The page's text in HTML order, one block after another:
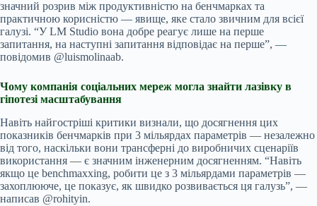
значний розрив між продуктивністю на бенчмарках та
практичною корисністю — явище, яке стало звичним для всієї
галузі. “У LM Studio вона добре реагує лише на перше
запитання, на наступні запитання відповідає на перше”, —
повідомив @luismolinaab.
Чому компанія соціальних мереж могла знайти лазівку в
гіпотезі масштабування
Навіть найгостріші критики визнали, що досягнення цих
показників бенчмарків при 3 мільярдах параметрів — незалежно
від того, наскільки вони трансферні до виробничих сценаріїв
використання — є значним інженерним досягненням. “Навіть
якщо це benchmaxxing, робити це з 3 мільярдами параметрів —
захоплююче, це показує, як швидко розвивається ця галузь”, —
написав @rohityin.